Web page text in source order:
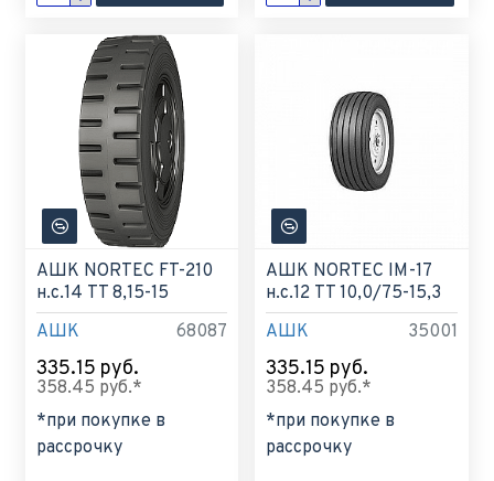
АШК 68087
АШК NORTEC FT-210
н.с.14 TT 8,15-15
335.15 руб.
358.45 руб.*
*при покупке в
рассрочку
АШК 35001
АШК NORTEC IM-17
н.с.12 TT 10,0/75-15,3
335.15 руб.
358.45 руб.*
*при покупке в
рассрочку